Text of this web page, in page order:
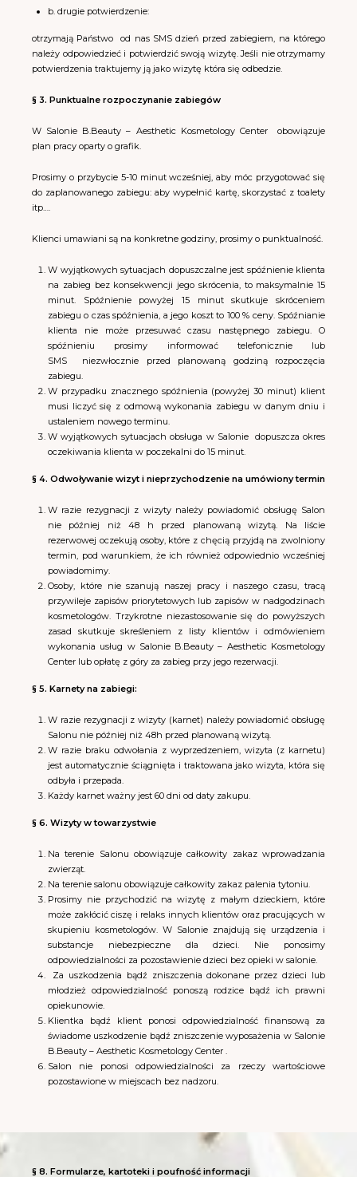
b. drugie potwierdzenie:
otrzymają Państwo
od nas SMS dzień przed zabiegiem, na którego
należy odpowiedzieć i potwierdzić swoją wizytę. Jeśli nie otrzymamy
potwierdzenia traktujemy ją jako wizytę która się odbedzie.
§ 3. Punktualne rozpoczynanie zabiegów
W Salonie B.Beauty – Aesthetic Kosmetology Center
obowiązuje
plan pracy oparty o grafik.
Prosimy o przybycie 5-10 minut wcześniej, aby móc przygotować się
do zaplanowanego zabiegu: aby wypełnić kartę, skorzystać z toalety
itp….
Klienci umawiani są na konkretne godziny, prosimy o punktualność.
W wyjątkowych sytuacjach dopuszczalne jest spóźnienie klienta
na zabieg bez konsekwencji jego skrócenia, to maksymalnie 15
minut. Spóźnienie powyżej 15 minut skutkuje skróceniem
zabiegu o czas spóźnienia, a jego koszt to 100 % ceny. Spóźnianie
klienta nie może przesuwać czasu następnego zabiegu. O
spóźnieniu prosimy informować telefonicznie lub
SMS
niezwłocznie przed planowaną godziną rozpoczęcia
zabiegu.
W przypadku znacznego spóźnienia (powyżej 30 minut) klient
musi liczyć się z odmową wykonania zabiegu w danym dniu i
ustaleniem nowego terminu.
W wyjątkowych sytuacjach obsługa w Salonie dopuszcza okres
oczekiwania klienta w poczekalni do 15 minut.
§ 4. Odwoływanie wizyt i nieprzychodzenie na umówiony termin
W razie rezygnacji z wizyty należy powiadomić obsługę Salon
nie później niż 48 h przed planowaną wizytą.
Na liście
rezerwowej oczekują osoby, które z chęcią przyjdą na zwolniony
termin, pod warunkiem, że ich również odpowiednio wcześniej
powiadomimy.
Osoby, które nie szanują naszej pracy i naszego czasu, tracą
przywileje zapisów priorytetowych lub zapisów w nadgodzinach
kosmetologów. Trzykrotne niezastosowanie się do powyższych
zasad skutkuje skreśleniem z listy klientów i odmówieniem
wykonania usług w Salonie B.Beauty – Aesthetic Kosmetology
Center lub opłatę z góry za zabieg przy jego rezerwacji.
§ 5. Karnety na zabiegi:
W razie rezygnacji z wizyty (karnet) należy powiadomić obsługę
Salonu nie później niż 48h przed planowaną wizytą.
W razie braku odwołania z wyprzedzeniem, wizyta (z karnetu)
jest automatycznie ściągnięta i traktowana jako wizyta, która się
odbyła i przepada.
Każdy karnet ważny jest 60 dni od daty zakupu.
§ 6. Wizyty w towarzystwie
Na terenie Salonu obowiązuje całkowity zakaz wprowadzania
zwierząt.
Na terenie salonu obowiązuje całkowity zakaz palenia tytoniu.
Prosimy nie przychodzić na wizytę z małym dzieckiem, które
może zakłócić ciszę i relaks innych klientów oraz pracujących w
skupieniu kosmetologów. W Salonie znajdują się urządzenia i
substancje niebezpieczne dla dzieci. Nie ponosimy
odpowiedzialności za pozostawienie dzieci bez opieki w salonie.
Za uszkodzenia bądź zniszczenia dokonane przez dzieci lub
młodzież odpowiedzialność ponoszą rodzice bądź ich prawni
opiekunowie.
Klientka bądź klient ponosi odpowiedzialność finansową za
świadome uszkodzenie bądź zniszczenie wyposażenia w Salonie
B.Beauty – Aesthetic Kosmetology Center .
Salon nie ponosi odpowiedzialności za rzeczy wartościowe
pozostawione w miejscach bez nadzoru.
§ 8. Formularze, kartoteki i poufność informacji